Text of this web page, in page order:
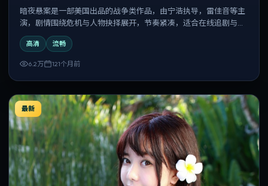
暗夜悬案是一部美国出品的战争类作品，由宁浩执导，雷佳音等主
演，剧情围绕危机与人物抉择展开，节奏紧凑，适合在线追剧与反
复观看。
高清 流畅
6.2万 121个月前
最新